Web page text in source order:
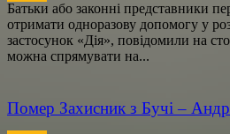
Батьки або законні представники
отримати одноразову допомогу у
застосунок «Дія», повідомили на
можна спрямувати на...
Помер Захисник з Бучі –